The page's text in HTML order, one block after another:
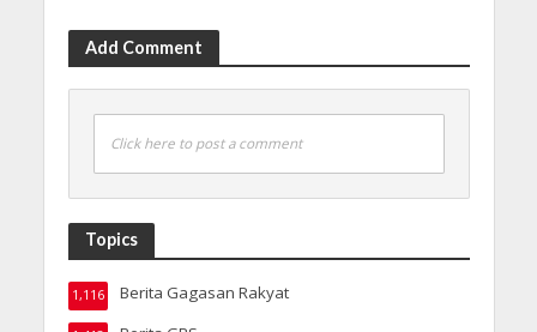
Add Comment
Click here to post a comment
Topics
Berita Gagasan Rakyat
1,116